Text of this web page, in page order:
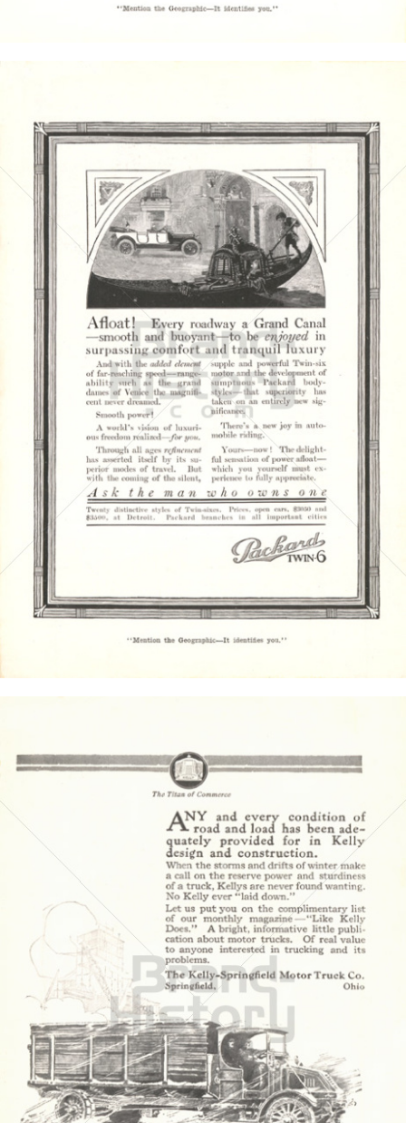
PACKARD MOTOR CAR COMPANY
Packard Motor Car Company
Kelly-Springfield Motor Truck Co.
Kelly-Springfield Motor Truck Co.